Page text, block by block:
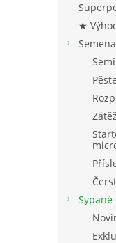
★
Semena
Sypané